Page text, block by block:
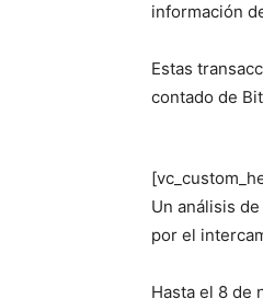
información
Estas
contado de
Un análisis
por el
Hasta el 8 de